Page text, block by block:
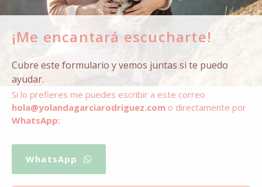
¡Me encantará escucharte!
Cubre este formulario y vemos juntas si te puedo
ayudar.
Si lo prefieres me puedes escribir a este correo
hola@yolandagarciarodriguez.com o directamente por
WhatsApp:
WhatsApp